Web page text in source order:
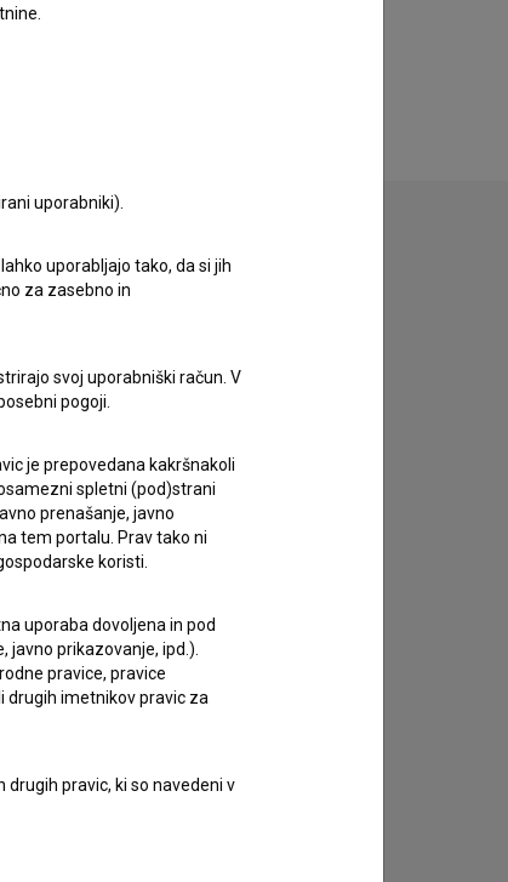
uporabniki).
uporabljajo tako, da si jih
za zasebno in
svoj uporabniški račun. V
pogoji.
je prepovedana kakršnakoli
spletni (pod)strani
prenašanje, javno
tem portalu. Prav tako ni
koristi.
uporaba dovoljena in pod
prikazovanje, ipd.).
pravice, pravice
drugih imetnikov pravic za
pravic, ki so navedeni v